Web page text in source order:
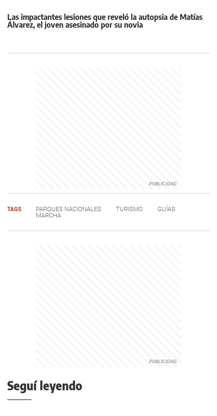
Las impactantes lesiones que reveló la autopsia de Matías
Álvarez, el joven asesinado por su novia
TAGS PARQUES NACIONALES TURISMO
GUÍAS
MARCHA
Seguí leyendo